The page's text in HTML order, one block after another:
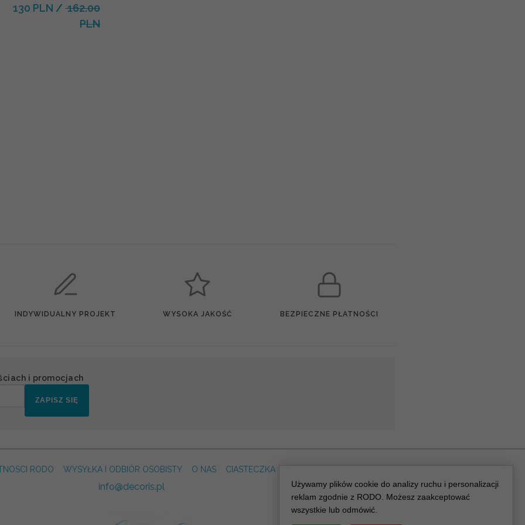
130 PLN / 162.00
PLN
INDYWIDUALNY PROJEKT WYSOKA JAKOŚĆ BEZPIECZNE PŁATNOŚCI
i promocjach
ZAPISZ SIĘ
RODO WYSYŁKA I ODBIÓR OSOBISTY O NAS CIASTECZKA
info@decoris.pl
Używamy plików cookie do analizy ruchu i personalizacji
reklam zgodnie z RODO. Możesz zaakceptować
wszystkie lub odmówić.